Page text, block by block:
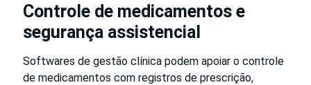
Controle de medicamentos e
segurança assistencial
Softwares de gestão clínica podem apoiar o controle
de medicamentos com registros de prescrição,